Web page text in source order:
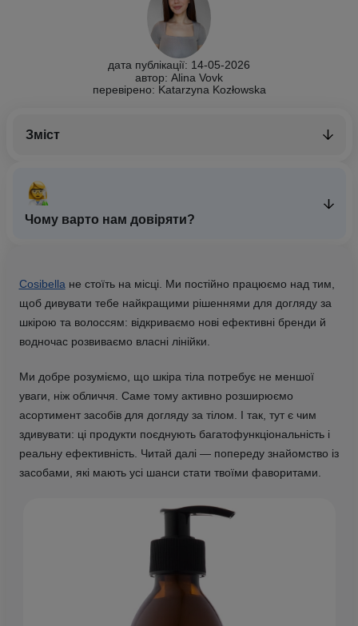
дата публікації: 14-05-2026
автор: Alina Vovk
перевірено: Katarzyna Kozłowska
Зміст
Cosibellaне стоїть на місці. Ми постійно працюємо над тим,
щоб дивувати тебе найкращими рішеннями для догляду за
шкірою та волоссям: відкриваємо нові ефективні бренди й
водночас розвиваємо власні лінійки.
Ми добре розуміємо, що шкіра тіла потребує не меншої
уваги, ніж обличчя. Саме тому активно розширюємо
асортимент засобів для догляду за тілом. І так, тут є чим
здивувати: ці продукти поєднують багатофункціональність і
реальну ефективність. Читай далі — попереду знайомство із
засобами, які мають усі шанси стати твоїми фаворитами.
Чому варто нам довіряти?